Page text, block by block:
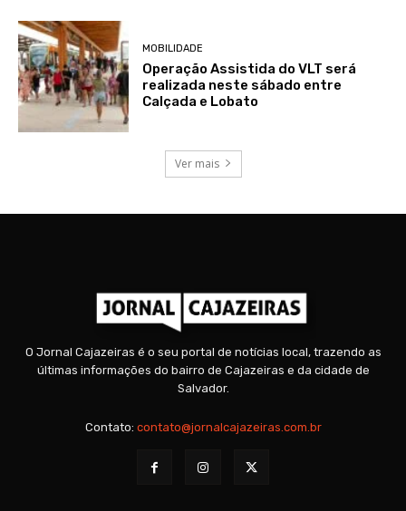
MOBILIDADE
Operação Assistida do VLT será
realizada neste sábado entre
Calçada e Lobato
Ver mais
O Jornal Cajazeiras é o seu portal de notícias local, trazendo as
últimas informações do bairro de Cajazeiras e da cidade de
Salvador.
Contato: contato@jornalcajazeiras.com.br